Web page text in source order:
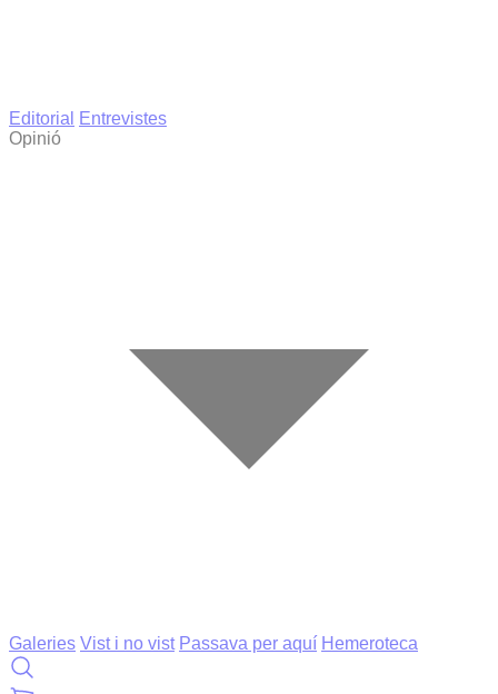
Editorial
Entrevistes
Opinió
Galeries Vist i no vist Passava per aquí Hemeroteca